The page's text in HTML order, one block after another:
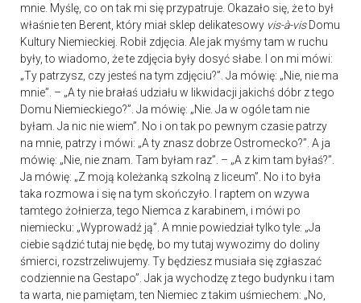
mnie. Myślę, co on tak mi się przypatruje. Okazało się, że to był
właśnie ten Berent, który miał sklep delikatesowy vis-à-visDomu
Kultury Niemieckiej. Robił zdjęcia. Ale jak myśmy tam w ruchu
były, to wiadomo, że te zdjęcia były dosyć słabe. I on mi mówi:
„Ty patrzysz, czy jesteś na tym zdjęciu?”. Ja mówię: „Nie, nie ma
mnie”. – „A ty nie brałaś udziału w likwidacji jakichś dóbr z tego
Domu Niemieckiego?”. Ja mówię: „Nie. Ja w ogóle tam nie
byłam. Ja nic nie wiem”. No i on tak po pewnym czasie patrzy
na mnie, patrzy i mówi: „A ty znasz dobrze Ostromecko?”. A ja
mówię: „Nie, nie znam. Tam byłam raz”. – „A z kim tam byłaś?”.
Ja mówię: „Z moją koleżanką szkolną z liceum”. No i to była
taka rozmowa i się na tym skończyło. I raptem on wzywa
tamtego żołnierza, tego Niemca z karabinem, i mówi po
niemiecku: „Wyprowadź ją”. A mnie powiedział tylko tyle: „Ja
ciebie sądzić tutaj nie będę, bo my tutaj wywozimy do doliny
śmierci, rozstrzeliwujemy. Ty będziesz musiała się zgłaszać
codziennie na Gestapo”. Jak ja wychodzę z tego budynku i tam
ta warta, nie pamiętam, ten Niemiec z takim uśmiechem: „No,